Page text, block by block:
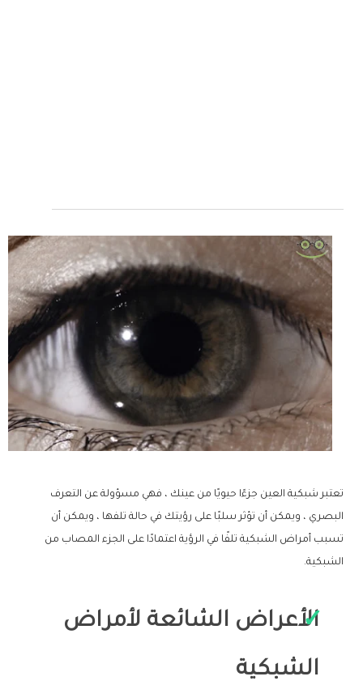
تعتبر شبكية العين جزءًا حيويًا من عينك ، فهي مسؤولة عن التعرف
البصري ، ويمكن أن تؤثر سلبًا على رؤيتك في حالة تلفها ، ويمكن أن
تسبب أمراض الشبكية تلفًا في الرؤية اعتمادًا على الجزء المصاب من
الشبكية.
الأعراض الشائعة لأمراض
الشبكية